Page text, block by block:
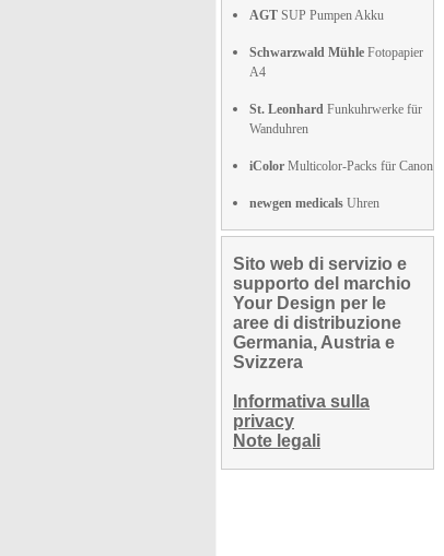
AGT SUP Pumpen Akku
Schwarzwald Mühle Fotopapier
A4
St. Leonhard Funkuhrwerke für
Wanduhren
iColor Multicolor-Packs für Canon
newgen medicals Uhren
Sito web di servizio e
supporto del marchio
Your Design per le
aree di distribuzione
Germania, Austria e
Svizzera
Informativa sulla
privacy
Note legali